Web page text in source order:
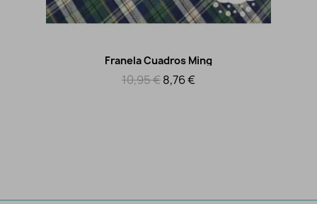
Vista rápida
Franela Cuadros Ming
10,95 €8,76 €